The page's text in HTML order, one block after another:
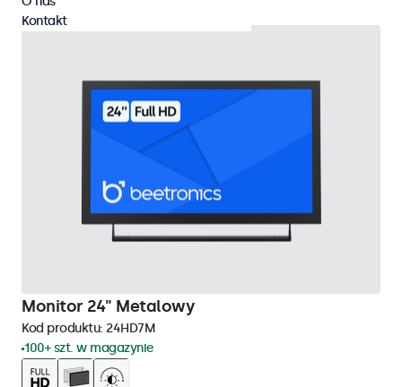
Monitor 24" Metalowy
Kod produktu: 24HD7M
100+ szt. w magazynie
Kontakt